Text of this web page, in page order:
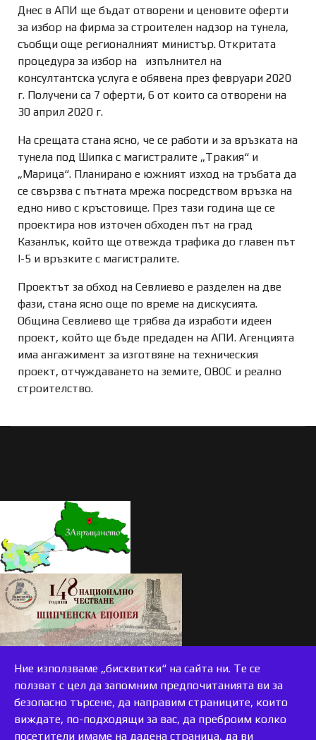
Днес в АПИ ще бъдат отворени и ценовите оферти
за избор на фирма за строителен надзор на тунела,
съобщи още регионалният министър. Откритата
процедура за избор на изпълнител на
консултантска услуга е обявена през февруари 2020
г. Получени са 7 оферти, 6 от които са отворени на
30 април 2020 г.
На срещата стана ясно, че се работи и за връзката на
тунела под Шипка с магистралите „Тракия“ и
„Марица“. Планирано е южният изход на тръбата да
се свързва с пътната мрежа посредством връзка на
едно ниво с кръстовище. През тази година ще се
проектира нов източен обходен път на град
Казанлък, който ще отвежда трафика до главен път
I-5 и връзките с магистралите.
Проектът за обход на Севлиево е разделен на две
фази, стана ясно още по време на дискусията.
Община Севлиево ще трябва да изработи идеен
проект, който ще бъде предаден на АПИ. Агенцията
има ангажимент за изготвяне на техническия
проект, отчуждаването на земите, ОВОС и реално
строителство.
Ние използваме „бисквитки“ на сайта ни. Те се
ползват с цел да запомним предпочитанията ви за
безопасно търсене, да направим страниците, които
виждате, по-подходящи за вас, да преброим колко
посетители имаме на дадена страница, да ви